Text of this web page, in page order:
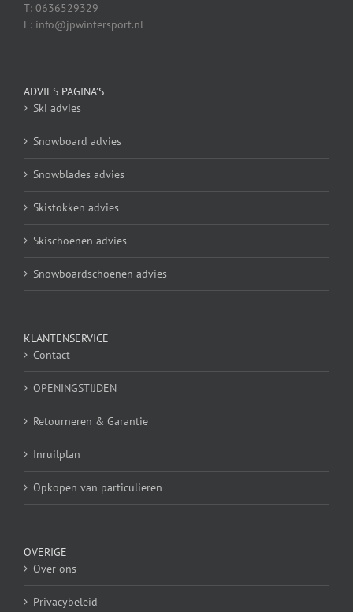
T: 0636529329
E: info@jpwintersport.nl
ADVIES PAGINA’S
Ski advies
Snowboard advies
Snowblades advies
Skistokken advies
Skischoenen advies
Snowboardschoenen advies
KLANTENSERVICE
Contact
OPENINGSTIJDEN
Retourneren & Garantie
Inruilplan
Opkopen van particulieren
OVERIGE
Over ons
Privacybeleid